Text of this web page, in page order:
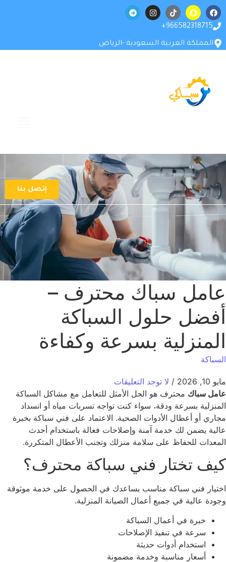
966582318715+
المملكة العربية السعودية -الرياض
إتصل بنا
سباك محترف –
حلول السباكة
بسرعة وكفاءة
2026
/ لا توجد التعليقات
سباكمحترف هو الحل الأمثل للتعامل مع مشاكل السباكة
بسرعة ودقة، سواء كنت تواجه تسربات مياه أو انسداد
أو أعطال الأدوات الصحية. الاعتماد على فني سباكة بخبرة
يضمن لك خدمة آمنة وإصلاحات فعالة باستخدام أحدث
للحفاظ على سلامة منزلك وتجنب الأعطال المتكررة.
تختار فني سباكة محترف؟
فني سباكة مناسب يساعدك في الحصول على خدمة موثوقة
عالية في جميع أعمال الصيانة المنزلية.
خبرة في أعمال السباكة
سرعة في تنفيذ الإصلاحات
استخدام أدوات حديثة
أسعار مناسبة وخدمة مضمونة